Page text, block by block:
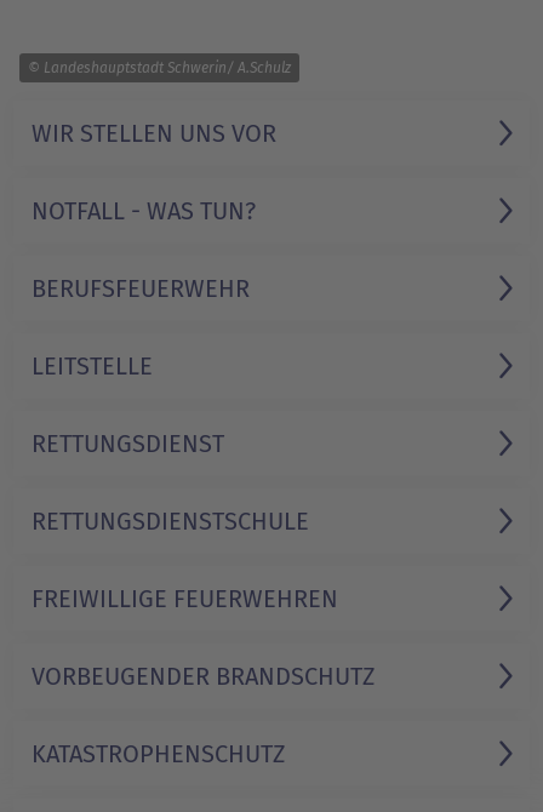
© Landeshauptstadt Schwerin/ A.Schulz
WIR STELLEN UNS VOR
NOTFALL - WAS TUN?
BERUFSFEUERWEHR
LEITSTELLE
RETTUNGS­DIENST
RETTUNGS­DIENST­SCHULE
FREIWILLIGE FEUERWEHREN
VORBEUGENDER BRANDSCHUTZ
KATASTROPHEN­SCHUTZ